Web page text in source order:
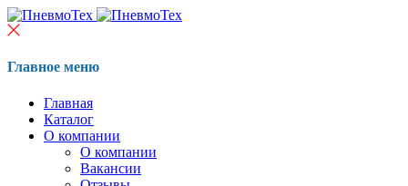
Главное меню
Главная
Каталог
О компании
О компании
Вакансии